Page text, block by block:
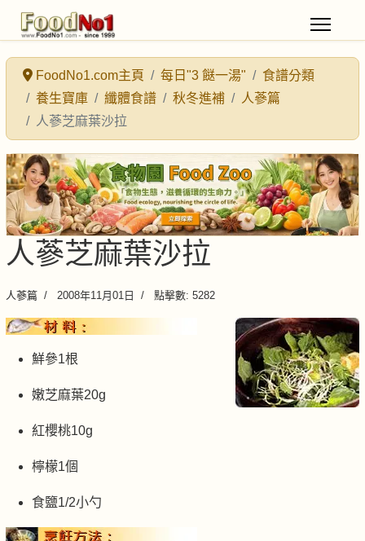
FoodNo1.com主頁 每日"3 餸一湯"
食譜分類
養生寶庫
纖體食譜 秋冬進補
人蔘篇
人蔘芝麻葉沙拉
人蔘芝麻葉沙拉
人蔘篇 2008年11月01日 點擊數: 5282
鮮參1根
嫩芝麻葉20g
紅櫻桃10g
檸檬1個
食鹽1/2小勺